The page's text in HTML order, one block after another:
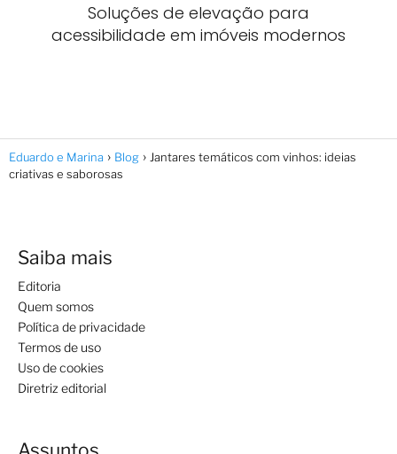
Soluções de elevação para
acessibilidade em imóveis modernos
Eduardo e Marina Blog
Jantares temáticos com vinhos: ideias
criativas e saborosas
Saiba mais
Editoria
Quem somos
Política de privacidade
Termos de uso
Uso de cookies
Diretriz editorial